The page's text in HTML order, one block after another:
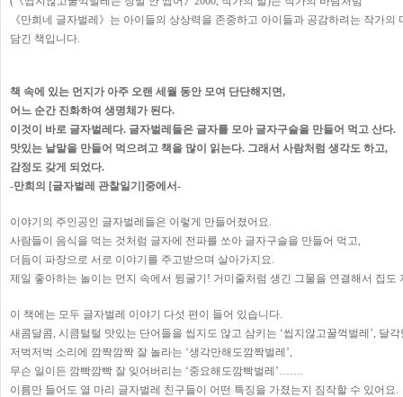
《만희네 글자벌레》는 아이들의 상상력을 존중하고 아이들과 공감하려는 작가의
담긴 책입니다.
책 속에 있는 먼지가 아주 오랜 세월 동안 모여 단단해지면,
어느 순간 진화하여 생명체가 된다.
이것이 바로 글자벌레다. 글자벌레들은 글자를 모아 글자구슬을 만들어 먹고 산다.
맛있는 낱말을 만들어 먹으려고 책을 많이 읽는다. 그래서 사람처럼 생각도 하고,
감정도 갖게 되었다.
-만희의 [글자벌레 관찰일기]중에서-
이야기의 주인공인 글자벌레들은 이렇게 만들어졌어요.
사람들이 음식을 먹는 것처럼 글자에 전파를 쏘아 글자구슬을 만들어 먹고,
더듬이 파장으로 서로 이야기를 주고받으며 살아가지요.
제일 좋아하는 놀이는 먼지 속에서 뒹굴기! 거미줄처럼 생긴 그물을 연결해서 집도
이 책에는 모두 글자벌레 이야기 다섯 편이 들어 있습니다.
새콤달콤, 시큼털털 맛있는 단어들을 씹지도 않고 삼키는 ‘씹지않고꿀꺽벌레’, 달각
저벅저벅 소리에 깜짝깜짝 잘 놀라는 ‘생각만해도깜짝벌레’,
무슨 일이든 깜빡깜빡 잘 잊어버리는 ‘중요해도깜빡벌레’…….
이름만 들어도 열 마리 글자벌레 친구들이 어떤 특징을 가졌는지 짐작할 수 있어요.